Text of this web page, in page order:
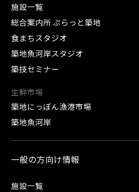
施設一覧
総合案内所 ぷらっと築地
食まちスタジオ
築地魚河岸スタジオ
築技セミナー
生鮮市場
築地にっぽん漁港市場
築地魚河岸
一般の方向け情報
施設一覧